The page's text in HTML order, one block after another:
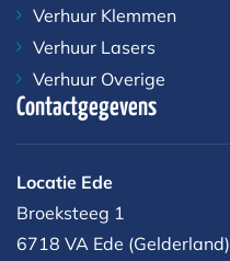
Verhuur Klemmen
Verhuur Lasers
Verhuur Overige
Contactgegevens
Locatie Ede
Broeksteeg 1
6718 VA Ede (Gelderland)